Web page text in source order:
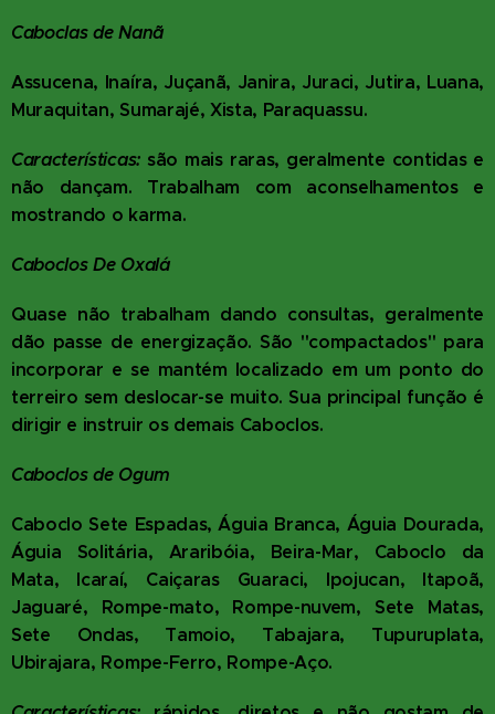
Caboclas de Nanã
Assucena, Inaíra, Juçanã, Janira, Juraci, Jutira, Luana,
Muraquitan, Sumarajé, Xista, Paraquassu.
Características:são mais raras, geralmente contidas e
não dançam. Trabalham com aconselhamentos e
mostrando o karma.
Caboclos De Oxalá
Quase não trabalham dando consultas, geralmente
dão passe de energização. São "compactados" para
incorporar e se mantém localizado em um ponto do
terreiro sem deslocar-se muito. Sua principal função é
dirigir e instruir os demais Caboclos.
Caboclos de Ogum
Caboclo Sete Espadas, Águia Branca, Águia Dourada,
Águia Solitária, Araribóia, Beira-Mar, Caboclo da
Mata, Icaraí, Caiçaras Guaraci, Ipojucan, Itapoã,
Jaguaré, Rompe-mato, Rompe-nuvem, Sete Matas,
Sete Ondas, Tamoio, Tabajara, Tupuruplata,
Ubirajara, Rompe-Ferro, Rompe-Aço.